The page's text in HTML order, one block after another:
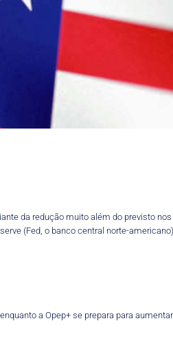
da redução muito além do previsto
(Fed, o banco central norte-
a Opep+ se prepara para